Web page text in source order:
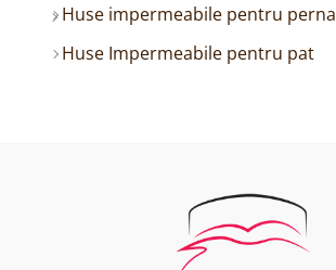
Huse impermeabile pentru perna
Huse Impermeabile pentru pat